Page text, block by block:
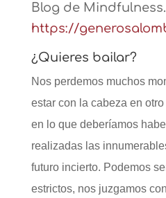
Blog de Mindfulness.
https://
¿Quieres bailar?
Nos perdemos muchos
estar con la cabeza en
en lo que deberíamos
realizadas las
futuro incierto. Podemos
estrictos, nos juzgamos